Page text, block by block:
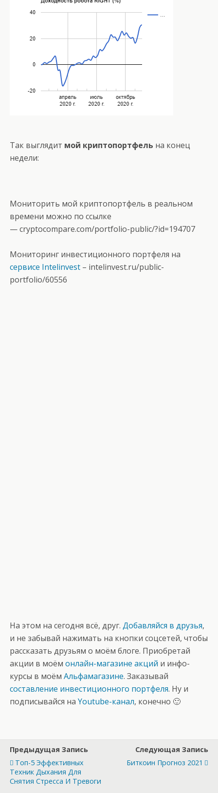
Так выглядит мой криптопортфель на конец
недели:
Мониторить мой криптопортфель в реальном
времени можно по ссылке
—cryptocompare.com/portfolio-public/?id=194707
Мониторинг инвестиционного портфеля на
сервисе Intelinvest – intelinvest.ru/public-
portfolio/60556
На этом на сегодня всё, друг. Добавляйся в друзья,
и не забывай нажимать на кнопки соцсетей, чтобы
рассказать друзьям о моём блоге. Приобретай
акции в моём онлайн-магазине акций и инфо-
курсы в моём Альфамагазине. Заказывай
составление инвестиционного портфеля. Ну и
подписывайся на Youtube-канал, конечно 🙂
Предыдущая Запись
Топ-5 Эффективных
Техник Дыхания Для
Снятия Стресса И Тревоги
Следующая Запись
Биткоин Прогноз 2021